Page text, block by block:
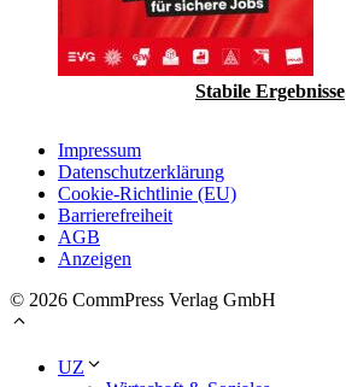
Stabile Ergebnisse
Impressum
Datenschutzerklärung
Cookie-Richtlinie (EU)
Barrierefreiheit
AGB
Anzeigen
© 2026 CommPress Verlag GmbH
UZ